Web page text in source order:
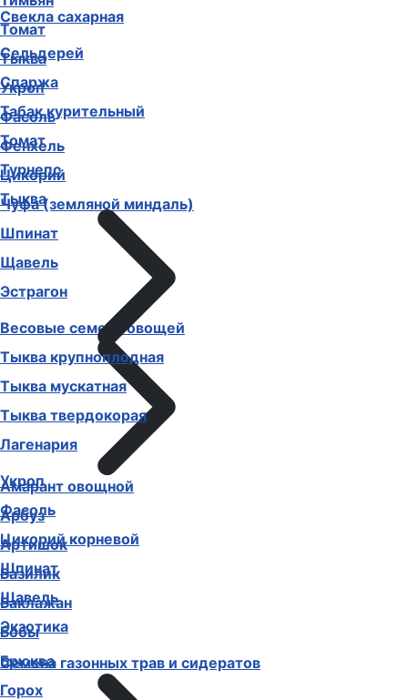
Томат
Тыква
Укроп
Фасоль
Фенхель
Цикорий
Чуфа (земляной миндаль)
Шпинат
Щавель
Эстрагон
Весовые семена овощей
Амарант овощной
Арбуз
Артишок
Базилик
Баклажан
Бобы
Брюква
Горох
Свекла сахарная
Сельдерей
Спаржа
Табак курительный
Томат
Турнепс
Тыква
Тыква крупноплодная
Тыква мускатная
Тыква твердокорая
Лагенария
Укроп
Фасоль
Цикорий корневой
Шпинат
Щавель
Экзотика
Семена газонных трав и сидератов